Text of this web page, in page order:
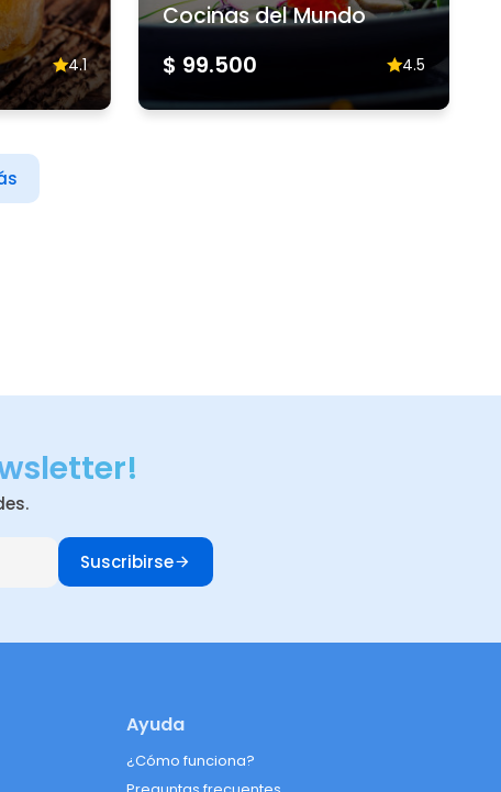
4.1
Cocinas del Mundo
$ 99.500 4.5
Suscribirse
Ayuda
¿Cómo funciona?